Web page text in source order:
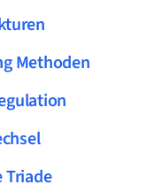
Methoden
Triade